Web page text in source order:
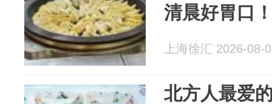
清晨好胃口
上海徐汇 2026-08-
北方人最爱